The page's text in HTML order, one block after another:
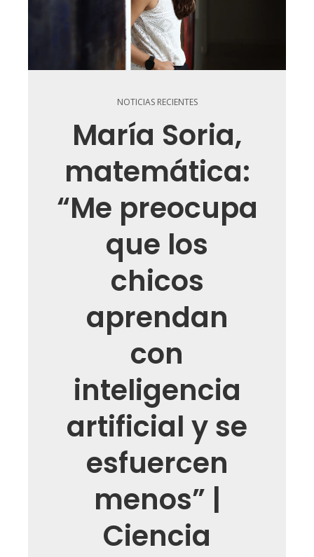
NOTICIAS RECIENTES
María Soria,
matemática:
“Me preocupa
que los
chicos
aprendan
con
inteligencia
artificial y se
esfuercen
menos” |
Ciencia